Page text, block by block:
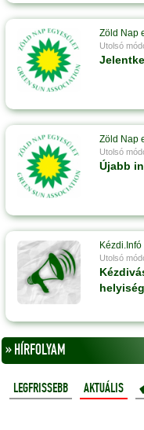
Zöld Nap
Utolsó
Zöld Nap
Utolsó
Újabb
Utolsó
» HÍRFOLYAM
LEGFRISSEBB AKTUÁLIS